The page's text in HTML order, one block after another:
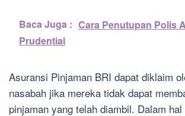
Baca Juga : Cara Penutupan Polis
Prudential
Asuransi Pinjaman BRI dapat diklaim
nasabah jika mereka tidak dapat
pinjaman yang telah diambil. Dalam